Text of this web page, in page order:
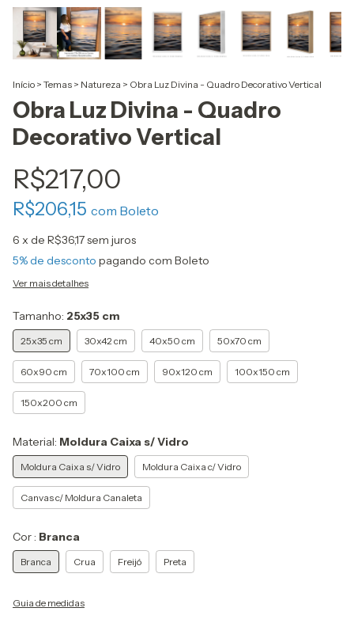
Início > Temas > Natureza > Obra Luz Divina - Quadro Decorativo Vertical
Obra Luz Divina - Quadro
Decorativo Vertical
R$217,00
R$206,15 com Boleto
6 x de R$36,17sem juros
5% de desconto pagando com Boleto
Ver mais detalhes
Tamanho: 25x35 cm
25x35 cm 30x42 cm 40x50 cm 50x70 cm
60x90 cm 70x100 cm 90x120 cm 100x150 cm
150x200 cm
Material: Moldura Caixa s/ Vidro
Moldura Caixa s/ Vidro Moldura Caixa c/ Vidro
Canvas c/ Moldura Canaleta
Cor : Branca
Branca Crua Freijó Preta
Guia de medidas